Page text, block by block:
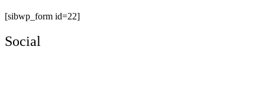
[sibwp_form id=22]
Social